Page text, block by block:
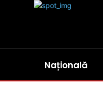
Națională